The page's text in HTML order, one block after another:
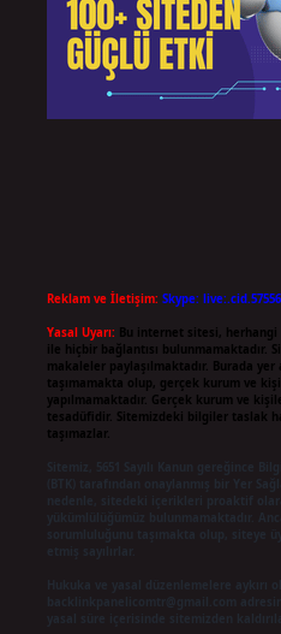
Reklam ve İletişim: Skype:
Yasal Uyarı: Bu internet sitesi, herhangi
ile hiçbir bağlantısı bulunmamaktadır.
makaleler paylaşılmaktadır. Burada
taşımamakta olup, gerçek kurum ve
yapılmamaktadır. Gerçek kurum ve
tesadüfidir. Sitemizdeki bilgiler taslak
taşımazlar.
Sitemiz, 5651 Sayılı Kanun gereğince
(BTK) tarafından onaylanmış bir Yer
nedenle, sitedeki içerikleri proaktif
yükümlülüğümüz bulunmamaktadır.
Hukuka ve yasal düzenlemelere aykırı